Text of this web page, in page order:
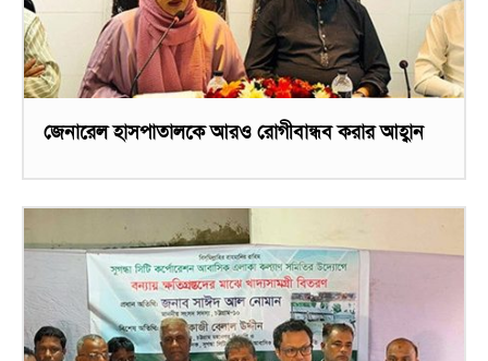
জেনারেল হাসপাতালকে আরও রোগীবান্ধব করার আহ্বান